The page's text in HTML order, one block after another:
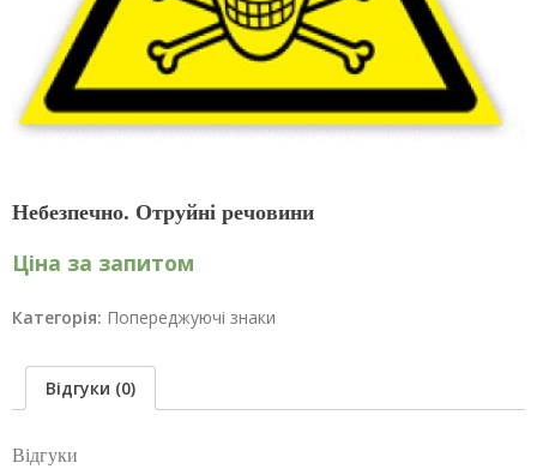
Небезпечно. Отруйні речовини
Ціна за запитом
Категорія: Попереджуючі знаки
Відгуки (0)
Відгуки